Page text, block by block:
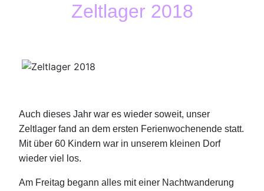
Zeltlager 2018
Auch dieses Jahr war es wieder soweit, unser
Zeltlager fand an dem ersten Ferienwochenende statt.
Mit über 60 Kindern war in unserem kleinen Dorf
wieder viel los.
Am Freitag begann alles mit einer Nachtwanderung